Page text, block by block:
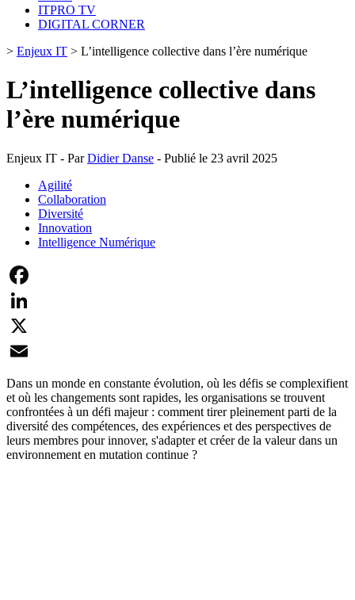
ITPRO TV
DIGITAL CORNER
> Enjeux IT > L’intelligence collective dans l’ère numérique
L’intelligence collective dans
l’ère numérique
Enjeux IT - ParDidier Danse - Publié le 23 avril 2025
Agilité
Collaboration
Diversité
Innovation
Intelligence Numérique
Facebook
LinkedIn
X
Email
Dans un monde en constante évolution, où les défis se complexifient
et où les changements sont rapides, les organisations se trouvent
confrontées à un défi majeur : comment tirer pleinement parti de la
diversité des compétences, des expériences et des perspectives de
leurs membres pour innover, s'adapter et créer de la valeur dans un
environnement en mutation continue ?